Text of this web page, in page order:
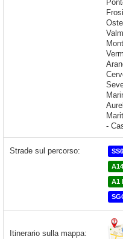
Strade sul percorso:
A14
A1
Itinerario sulla mappa: